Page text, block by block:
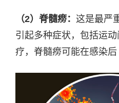
（2）脊髓痨： 这是最严
引起多种症状，包括运
疗，脊髓痨可能在感染后